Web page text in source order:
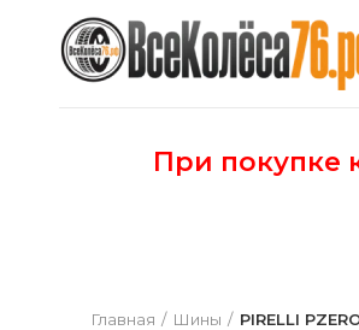
При покупке
Главная Шины PIRELLI